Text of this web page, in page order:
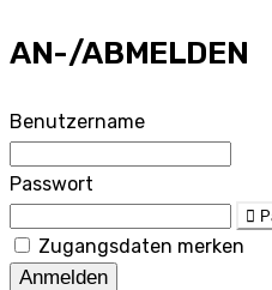
AN-/ABMELDEN
Benutzername
Passwort
Zugangsdaten merken
Anmelden